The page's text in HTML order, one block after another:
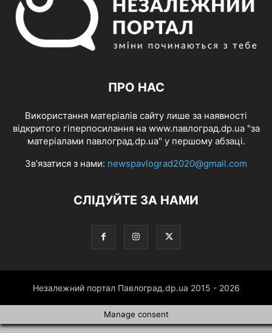
ПРО НАС
Використання матеріалів сайту лише за наявності
відкритого гіперпосилання на www.павлоград.dp.ua "за
матеріалами павлоград.dp.ua" у першому абзаці.
Зв'язатися з нами: newspavlograd2020@gmail.com
СЛІДУЙТЕ ЗА НАМИ
Незалежний портал Павлоград.dp.ua 2015 - 2026
Manage consent